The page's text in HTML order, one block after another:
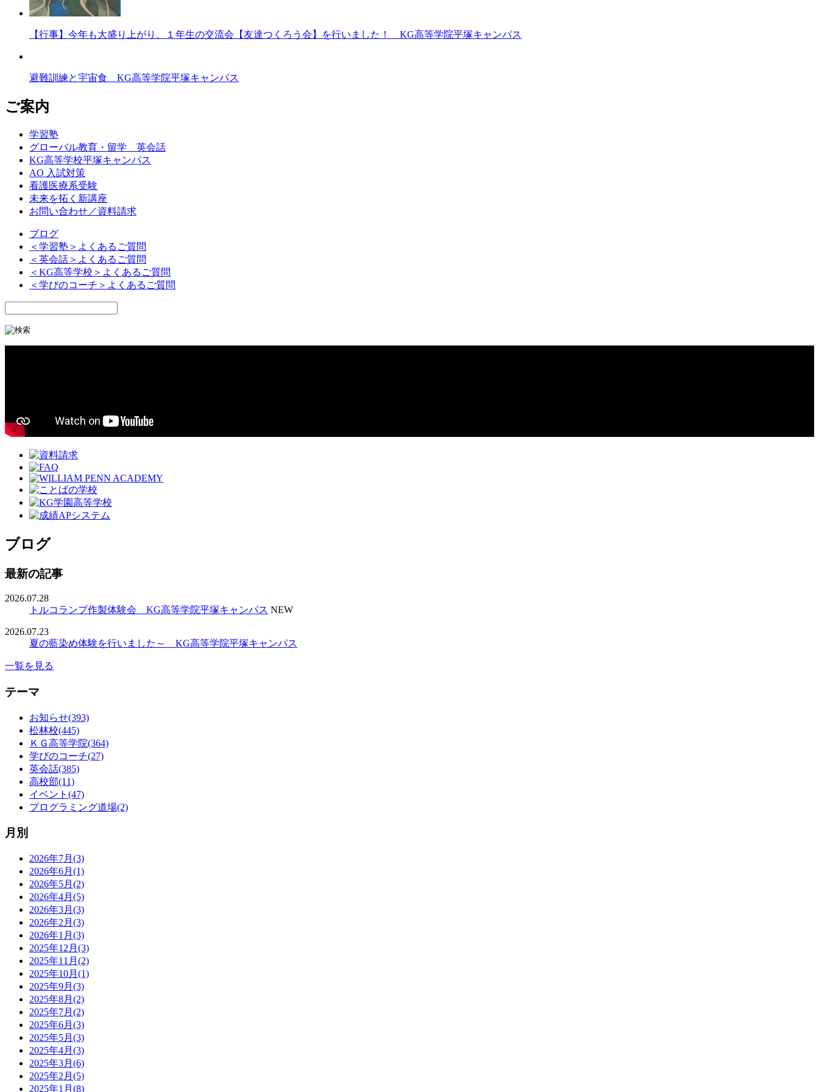
【行事】今年も大盛り上がり、１年生の交流会【友達つくろう会】を行いました！ KG高等学院平塚キャンパス
避難訓練と宇宙食 KG高等学院平塚キャンパス
ご案内
学習塾
グローバル教育・留学 英会話
KG高等学校平塚キャンパス
AO 入試対策
看護医療系受験
未来を拓く新講座
お問い合わせ／資料請求
ブログ
＜学習塾＞よくあるご質問
＜英会話＞よくあるご質問
＜KG高等学校＞よくあるご質問
＜学びのコーチ＞よくあるご質問
ブログ
最新の記事
2026.07.28
トルコランプ作製体験会 KG高等学院平塚キャンパス NEW
2026.07.23
夏の藍染め体験を行いました～ KG高等学院平塚キャンパス
一覧を見る
テーマ
お知らせ(393)
松林校(445)
ＫＧ高等学院(364)
学びのコーチ(27)
英会話(385)
高校部(11)
イベント(47)
プログラミング道場(2)
月別
2026年7月(3)
2026年6月(1)
2026年5月(2)
2026年4月(5)
2026年3月(3)
2026年2月(3)
2026年1月(3)
2025年12月(3)
2025年11月(2)
2025年10月(1)
2025年9月(3)
2025年8月(2)
2025年7月(2)
2025年6月(3)
2025年5月(3)
2025年4月(3)
2025年3月(6)
2025年2月(5)
2025年1月(8)